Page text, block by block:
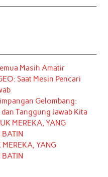
Masih Amatir
Saat Mesin Pencari
Gelombang:
Tanggung Jawab Kita
MEREKA, YANG
BATIN
MEREKA, YANG
BATIN